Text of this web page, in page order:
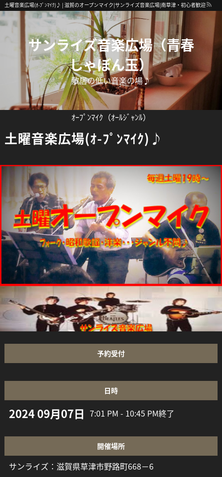
土曜音楽広場(ｵ-ﾌﾟﾝﾏｲｸ)♪ | 滋賀のオープンマイク|サンライズ音楽広場|南草津・初心者歓迎
サンライズ音楽広場（青春
しゃぼん玉）
敷居の低い音楽の場♪
ｵｰﾌﾟﾝﾏｲｸ（ｵｰﾙｼﾞｬﾝﾙ）
土曜音楽広場(ｵ-ﾌﾟﾝﾏｲｸ)♪
予約受付
日時
2024 09月07日 7:01 PM - 10:45 PM終了
開催場所
サンライズ：滋賀県草津市野路町668－6